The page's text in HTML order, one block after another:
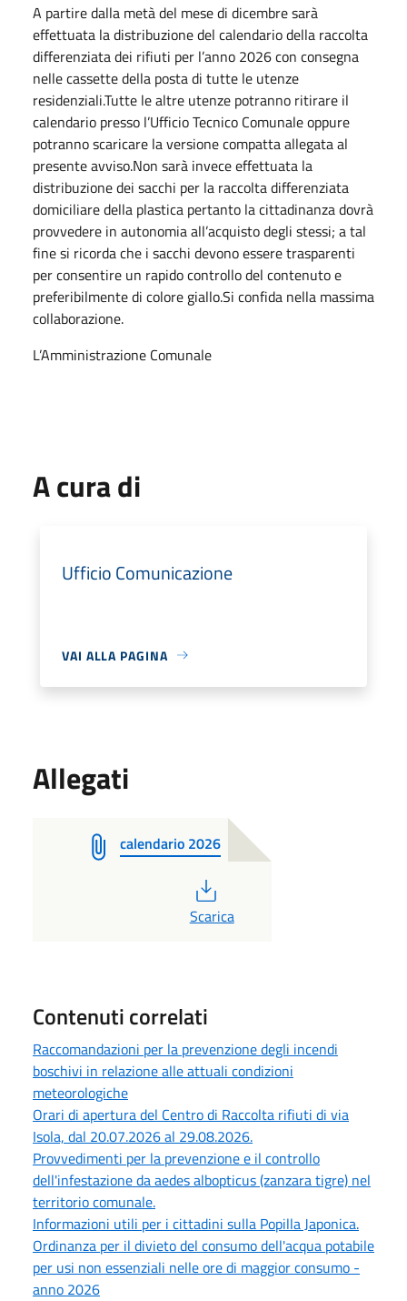
A partire dalla metà del mese di dicembre sarà
effettuata la distribuzione del calendario della raccolta
differenziata dei rifiuti per l’anno 2026 con consegna
nelle cassette della posta di tutte le utenze
residenziali.Tutte le altre utenze potranno ritirare il
calendario presso l’Ufficio Tecnico Comunale oppure
potranno scaricare la versione compatta allegata al
presente avviso.Non sarà invece effettuata la
distribuzione dei sacchi per la raccolta differenziata
domiciliare della plastica pertanto la cittadinanza dovrà
provvedere in autonomia all’acquisto degli stessi; a tal
fine si ricorda che i sacchi devono essere trasparenti
per consentire un rapido controllo del contenuto e
preferibilmente di colore giallo.Si confida nella massima
collaborazione.
L’Amministrazione Comunale
A cura di
Ufficio Comunicazione
VAI ALLA PAGINA
Allegati
calendario 2026
PDF
Scarica
Contenuti correlati
Raccomandazioni per la prevenzione degli incendi
boschivi in relazione alle attuali condizioni
meteorologiche
Orari di apertura del Centro di Raccolta rifiuti di via
Isola, dal 20.07.2026 al 29.08.2026.
Provvedimenti per la prevenzione e il controllo
dell'infestazione da aedes albopticus (zanzara tigre) nel
territorio comunale.
Informazioni utili per i cittadini sulla Popilla Japonica.
Ordinanza per il divieto del consumo dell'acqua potabile
per usi non essenziali nelle ore di maggior consumo -
anno 2026